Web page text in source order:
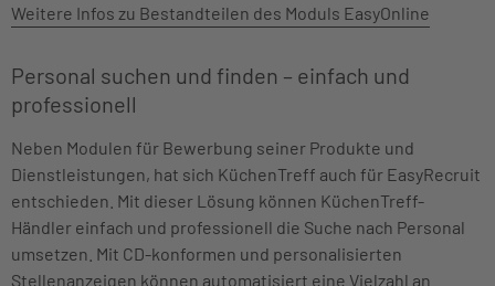
Weitere Infos zu Bestandteilen des Moduls EasyOnline
Personal suchen und finden – einfach und
professionell
Neben Modulen für Bewerbung seiner Produkte und
Dienstleistungen, hat sich KüchenTreff auch für EasyRecruit
entschieden. Mit dieser Lösung können KüchenTreff-
Händler einfach und professionell die Suche nach Personal
umsetzen. Mit CD-konformen und personalisierten
Stellenanzeigen können automatisiert eine Vielzahl an